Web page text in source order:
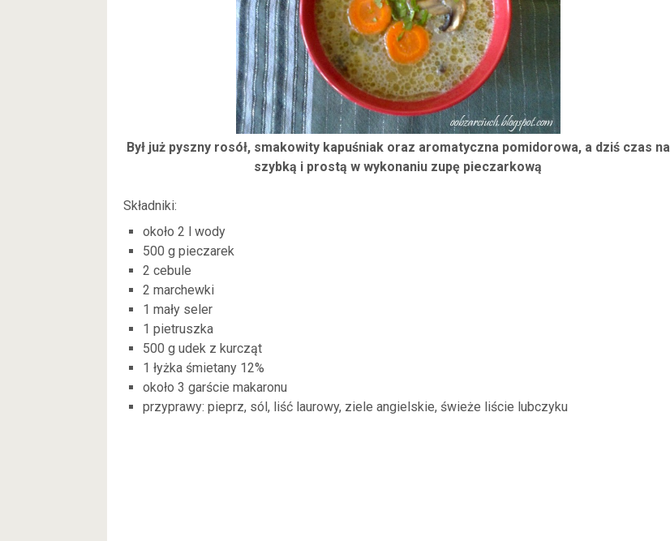
Był już pyszny rosół, smakowity kapuśniak oraz aromatyczna pomidorowa, a dziś czas na
szybką i prostą w wykonaniu zupę pieczarkową
Składniki:
około 2 l wody
500 g pieczarek
2 cebule
2 marchewki
1 mały seler
1 pietruszka
500 g udek z kurcząt
1 łyżka śmietany 12%
około 3 garście makaronu
przyprawy: pieprz, sól, liść laurowy, ziele angielskie, świeże liście lubczyku